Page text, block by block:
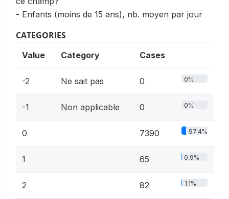
- Enfants (moins de 15 ans), nb. moyen par jour
CATEGORIES
Value Category Cases
-2 Ne sait pas 0 0%
-1 Non applicable 0 0%
0 7390 97.4%
1 65 0.9%
2 82 1.1%